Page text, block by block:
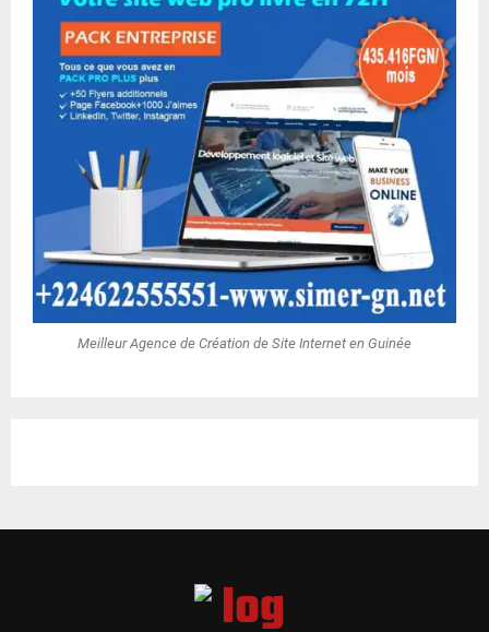
Meilleur Agence de Création de Site Internet en Guinée